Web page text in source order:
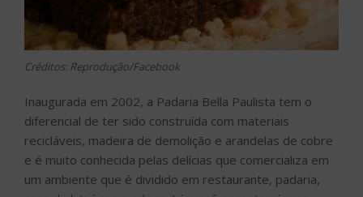
Créditos: Reprodução/Facebook
Inaugurada em 2002, a Padaria Bella Paulista tem o
diferencial de ter sido construída com materiais
recicláveis, madeira de demolição e arandelas de cobre
e é muito conhecida pelas delícias que comercializa em
um ambiente que é dividido em restaurante, padaria,